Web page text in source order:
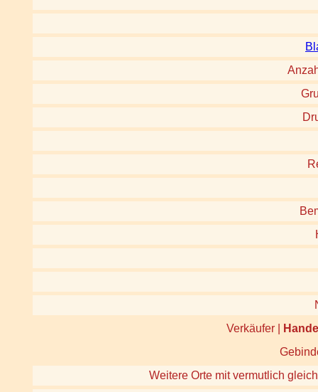
Verkäufer |
Weitere Orte mit vermutlich